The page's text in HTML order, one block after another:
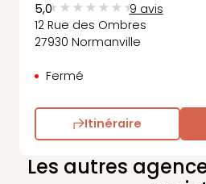
5,0
9 avis
12 Rue des Ombres
27930 Normanville
Fermé
Itinéraire
Les autres